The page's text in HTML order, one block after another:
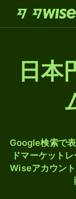
日本
Google検索で
ドマーケット
Wiseアカウント